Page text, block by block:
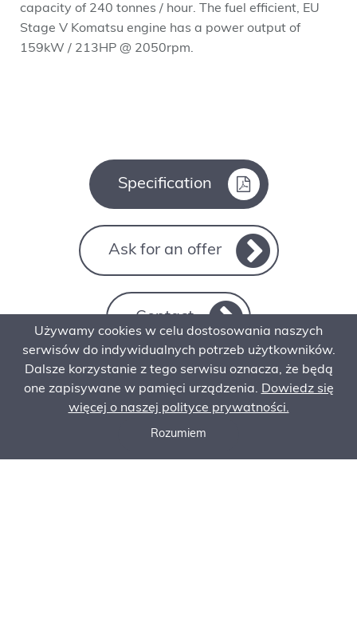
capacity of 240 tonnes / hour. The fuel efficient, EU
Stage V Komatsu engine has a power output of
159kW / 213HP @ 2050rpm.
Specification
Ask for an offer
Contact
Używamy cookies w celu dostosowania naszych
serwisów do indywidualnych potrzeb użytkowników.
Dalsze korzystanie z tego serwisu oznacza, że będą
one zapisywane w pamięci urządzenia. Dowiedz się
więcej o naszej polityce prywatności.
Rozumiem